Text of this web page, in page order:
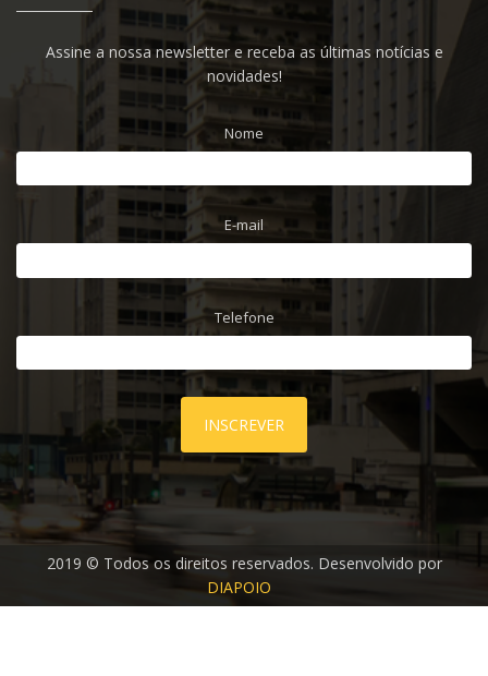
Assine a nossa newsletter e receba as últimas notícias e
novidades!
Nome
E-mail
Telefone
INSCREVER
2019 © Todos os direitos reservados. Desenvolvido por
DIAPOIO